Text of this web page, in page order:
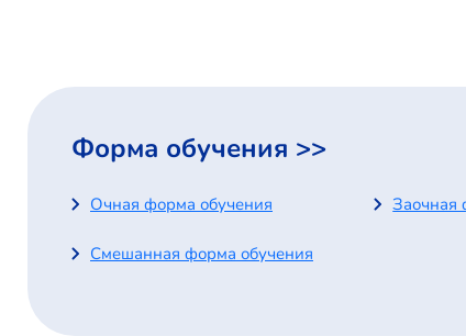
Форма обучения >>
Очная форма обучения Заочная
Смешанная форма обучения